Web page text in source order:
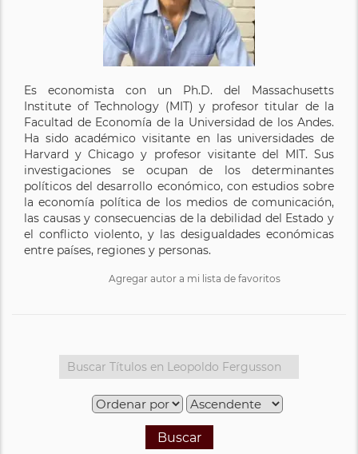
Es economista con un Ph.D. del Massachusetts
Institute of Technology (MIT) y profesor titular de la
Facultad de Economía de la Universidad de los Andes.
Ha sido académico visitante en las universidades de
Harvard y Chicago y profesor visitante del MIT. Sus
investigaciones se ocupan de los determinantes
políticos del desarrollo económico, con estudios sobre
la economía política de los medios de comunicación,
las causas y consecuencias de la debilidad del Estado y
el conflicto violento, y las desigualdades económicas
entre países, regiones y personas.
Agregar autor a mi lista de favoritos
Buscar